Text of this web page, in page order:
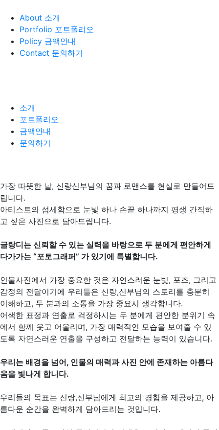
About 소개
Portfolio 포트폴리오
Policy 금액안내
Contact 문의하기
소개
포트폴리오
금액안내
문의하기
가장 따뜻한 날, 신랑신부님의 꿈과 로맨스를 현실로 만들어드
립니다.
아티스트의 섬세함으로 눈빛 하나 손끝 하나까지 평생 간직하
고 싶은 사진으로 담아드립니다.
글랑디는 신뢰할 수 있는 실력을 바탕으로 두 분에게 편안하게
다가가는 “포토그래퍼” 가 있기에 특별합니다.
인물사진에서 가장 중요한 것은 자연스러운 눈빛, 포즈, 그리고
감정의 전달이기에 우리들은 신랑,신부님의 스토리를 충분히
이해하고, 두 분과의 소통을 가장 중요시 생각합니다.
어색한 표정과 연출로 걱정하시는 두 분에게 편안한 분위기 속
에서 함께 웃고 어울리며, 가장 매력적인 모습을 보여줄 수 있
도록 자연스러운 연출을 구성하고 전달하는 능력이 있습니다.
우리는 배경을 넘어, 인물의 매력과 사진 안에 존재하는 아름다
움을 빛나게 합니다.
우리들의 목표는 신랑,신부님에게 최고의 경험을 제공하고, 아
름다운 순간을 완벽하게 담아드리는 것입니다.